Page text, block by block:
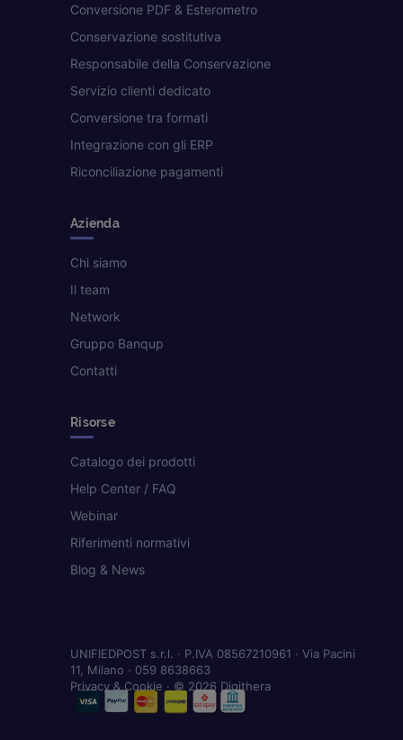
Conversione PDF & Esterometro
Conservazione sostitutiva
Responsabile della Conservazione
Servizio clienti dedicato
Conversione tra formati
Integrazione con gli ERP
Riconciliazione pagamenti
Azienda
Chi siamo
Il team
Network
Gruppo Banqup
Contatti
Risorse
Catalogo dei prodotti
Help Center / FAQ
Webinar
Riferimenti normativi
Blog & News
UNIFIEDPOST s.r.l. · P.IVA 08567210961 · Via Pacini
11, Milano · 059 8638663
Privacy & Cookie · © 2026 Digithera